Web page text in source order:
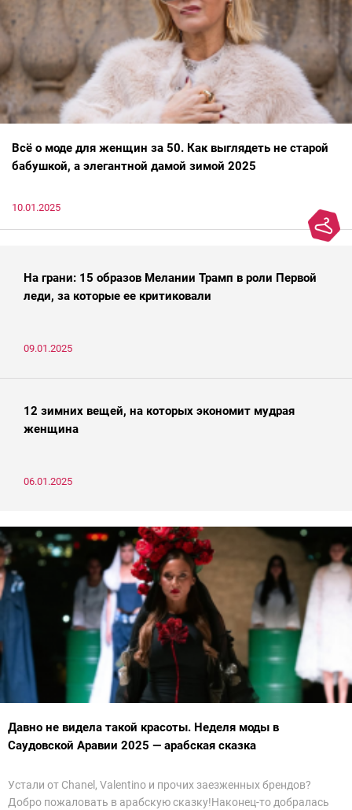
Всё о моде для женщин за 50. Как выглядеть не старой
бабушкой, а элегантной дамой зимой 2025
10.01.2025
На грани: 15 образов Мелании Трамп в роли Первой
леди, за которые ее критиковали
09.01.2025
12 зимних вещей, на которых экономит мудрая
женщина
06.01.2025
Давно не видела такой красоты. Неделя моды в
Саудовской Аравии 2025 — арабская сказка
Устали от Chanel, Valentino и прочих заезженных брендов?
Добро пожаловать в арабскую сказку!Наконец-то добралась